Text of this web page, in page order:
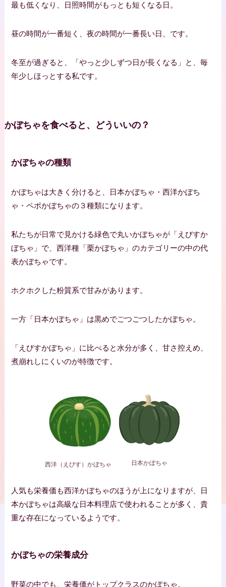
最も低くなり、日照時間がもっとも短くなる日。
昼の時間が一番短く、夜の時間が一番長い日、です。
冬至が過ぎると、「やっと少しずつ日が長くなる」と、毎
年少しほっとする私です。
かぼちゃを食べると、どういいの？
かぼちゃの種類
かぼちゃは大きく分けると、日本かぼちゃ・西洋かぼち
ゃ・ペポかぼちゃの３種類になります。
私たちが日常で見かける緑色で丸いかぼちゃが「えびすか
ぼちゃ」で、西洋種「栗かぼちゃ」のカテゴリーの中の代
表かぼちゃです。
ホクホクした粉質系で甘みがあります。
一方「日本かぼちゃ」は黒めでごつごつしたかぼちゃ。
「えびすかぼちゃ」に比べると水分が多く、甘さ控えめ、
煮崩れしにくいのが特徴です。
西洋（えびす）かぼちゃ 日本かぼちゃ
人気も栄養価も西洋かぼちゃのほうが上になりますが、日
本かぼちゃは高級な日本料理店で使われることが多く、貴
重な存在になっているようです。
かぼちゃの栄養成分
野菜の中でも、栄養価がトップクラスのかぼちゃ。